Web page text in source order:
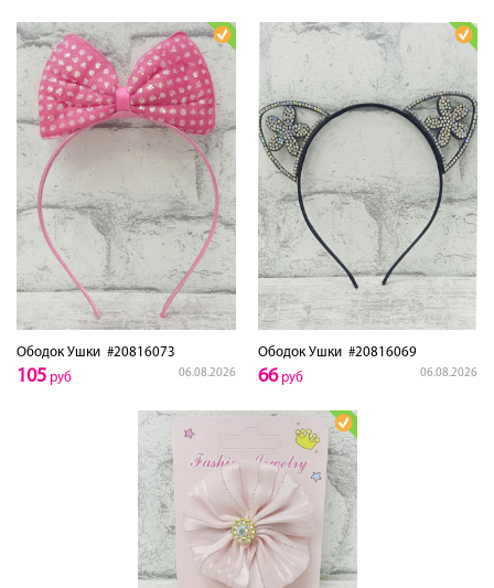
Ободок Ушки #20816073
06.08.2026
105 руб
Ободок Ушки #20816069
06.08.2026
66руб